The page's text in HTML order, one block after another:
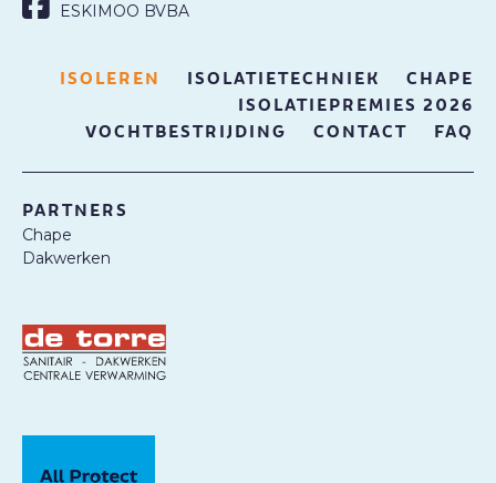
ESKIMOO BVBA
ISOLEREN ISOLATIETECHNIEK
CHAPE
ISOLATIEPREMIES 2026
VOCHTBESTRIJDING
CONTACT FAQ
PARTNERS
Chape
Dakwerken